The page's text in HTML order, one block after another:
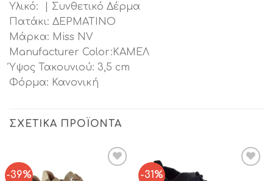
Υλικό: | Συνθετικό Δέρμα
Πατάκι: ΔΕΡΜΑΤΙΝΟ
Μάρκα: Miss NV
Manufacturer Color:ΚΑΜΕΛ
Ύψος Τακουνιού: 3,5 cm
Φόρμα: Κανονική
ΣΧΕΤΙΚΆ ΠΡΟΪΌΝΤΑ
-39% -31%